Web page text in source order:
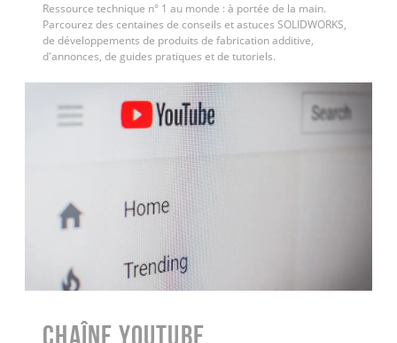
Ressource technique n° 1 au monde : à portée de la main.
Parcourez des centaines de conseils et astuces SOLIDWORKS,
de développements de produits de fabrication additive,
d'annonces, de guides pratiques et de tutoriels.
Chaîne YouTube